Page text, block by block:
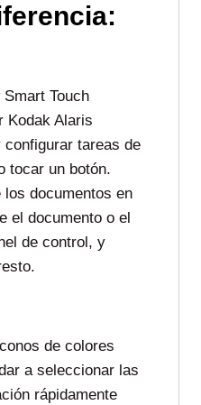
Smart Touch
Kodak Alaris
configurar tareas de
tocar un botón.
los documentos en
el documento o el
de control, y
de colores
a seleccionar las
rápidamente